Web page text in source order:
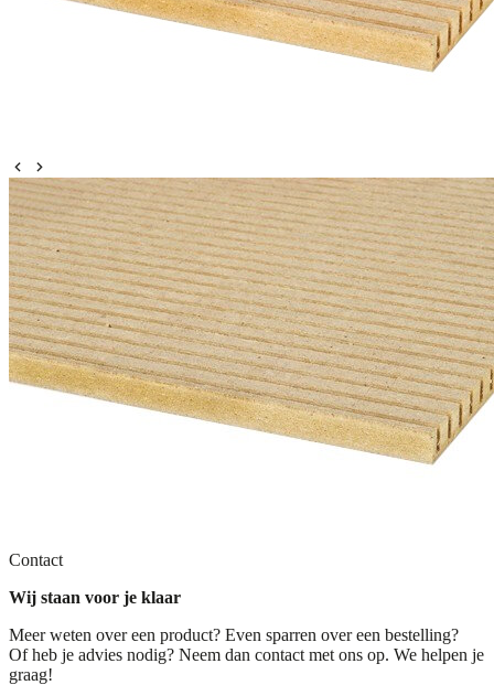
Contact
Wij staan voor je klaar
Meer weten over een product? Even sparren over een bestelling?
Of heb je advies nodig? Neem dan contact met ons op. We helpen je
graag!